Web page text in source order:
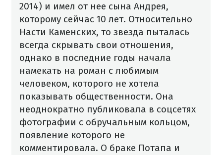
2014) и имел от нее сына Андрея,
которому сейчас 10 лет. Относительно
Насти Каменских, то звезда пыталась
всегда скрывать свои отношения,
однако в последние годы начала
намекать на роман с любимым
человеком, которого не хотела
показывать общественности. Она
неоднократно публиковала в соцсетях
фотографии с обручальным кольцом,
появление которого не
комментировала. О браке Потапа и